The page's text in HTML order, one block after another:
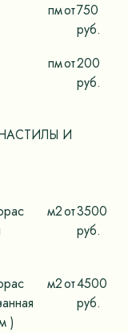
пмот750
руб.
пмот200
руб.
И
м2от3500
руб.
)
м2от4500
руб.